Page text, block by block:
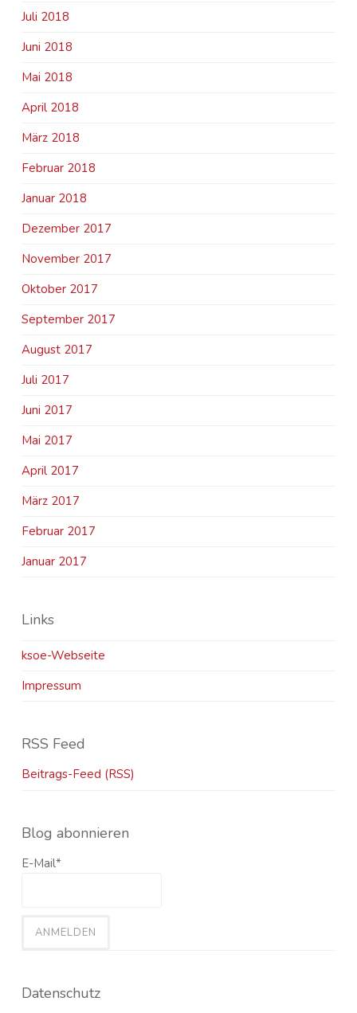
Juli 2018
Juni 2018
Mai 2018
April 2018
März 2018
Februar 2018
Januar 2018
Dezember 2017
November 2017
Oktober 2017
September 2017
August 2017
Juli 2017
Juni 2017
Mai 2017
April 2017
März 2017
Februar 2017
Januar 2017
Links
ksoe-Webseite
Impressum
RSS Feed
Beitrags-Feed (RSS)
Blog abonnieren
E-Mail*
Datenschutz